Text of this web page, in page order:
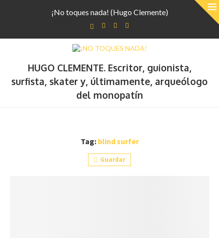
¡No toques nada! (Hugo Clemente)
HUGO CLEMENTE. Escritor, guionista,
surfista, skater y, últimamente, arqueólogo
del monopatín
Tag: blind surfer
Guardar